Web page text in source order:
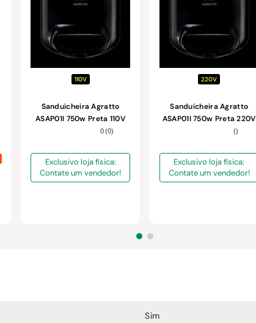
110V
Sanduicheira Agratto
ASAP01I 750w Preta 110V
0 (0)
Exclusivo loja física:
Contate um vendedor!
220V
Sanduicheira Agratto
ASAP01I 750w Preta 220V
()
Exclusivo loja física:
Contate um vendedor!
Sim